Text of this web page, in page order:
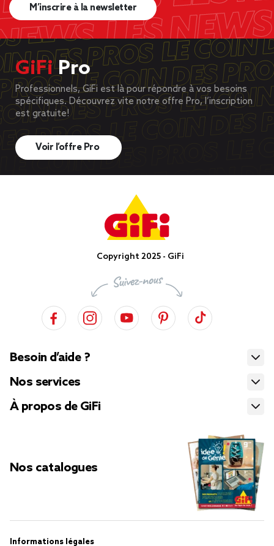
M’inscrire à la newsletter
GiFiPro
Professionnels, GiFi est là pour répondre à vos besoins
spécifiques. Découvrez vite notre offre Pro, l’inscription
est gratuite!
Voir l’offre Pro
Copyright 2025 - GiFi
Besoin d’aide ?
Nos services
À propos de GiFi
Nos catalogues
Informations légales